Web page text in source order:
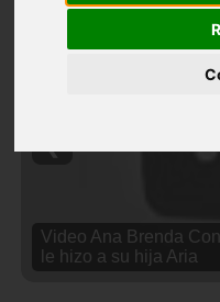
Video Ana Brenda
le hizo a su hija Aria